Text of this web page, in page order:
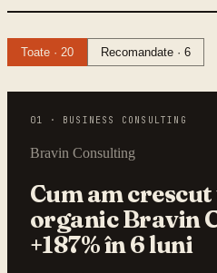
Toate · 20 Recomandate · 6
01 · BUSINESS CONSULTING
Bravin Consulting
Cum am
organic Bravin
+187% în 6 luni